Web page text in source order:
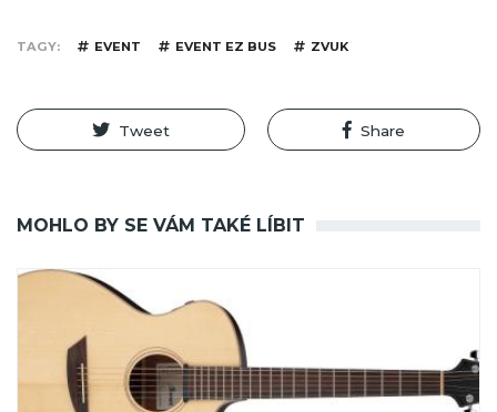
TAGY EVENT EVENT EZ BUS ZVUK
Tweet Share
MOHLO BY SE VÁM TAKÉ LÍBIT